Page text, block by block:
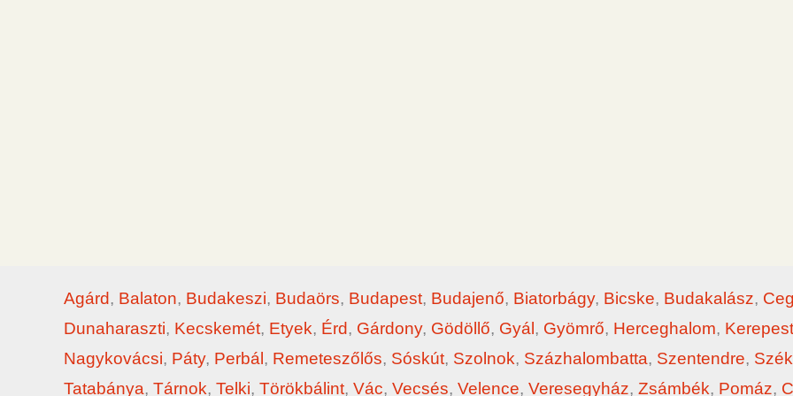
Agárd, Balaton, Budakeszi, Budaörs, Budapest, Budajenő, Biatorbágy, Bicske, Budakalász,
Dunaharaszti, Kecskemét, Etyek, Érd, Gárdony, Gödöllő, Gyál , Gyömrő, Herceghalom,
Nagykovácsi, Páty, Perbál , Remeteszőlős, Sóskút, Szolnok, Százhalombatta, Szentendre,
Tatabánya, Tárnok, Telki, Törökbálint, Vác, Vecsés, Velence, Veresegyház, Zsámbék, Pomáz,